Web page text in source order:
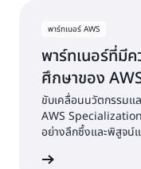
พาร์ทเนอร์ AWS
พาร์ทเนอร์ที่มี
ศึกษาของ
ขับเคลื่อนนวัตกรรมแ
AWS
อย่างลึกซึ้งและพิสูจน์แ